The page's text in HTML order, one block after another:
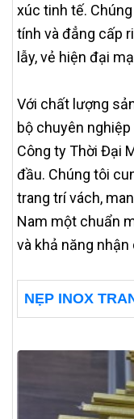
xúc tinh tế.
tính và đẳng cấp
lẫy, vẻ hiện đại
Với chất lượng
bộ chuyên
Công ty Thời Đại
đầu. Chúng tôi
trang trí vách,
Nam một chuẩn
và khả năng
NẸP INOX